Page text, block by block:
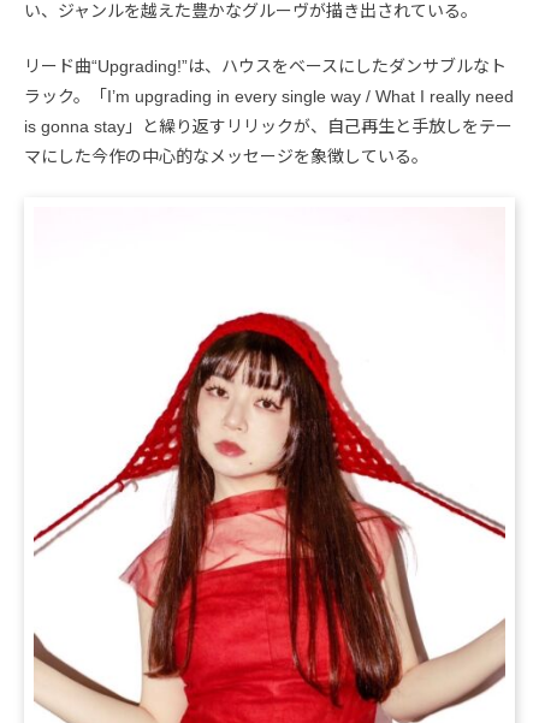
い、ジャンルを越えた豊かなグルーヴが描き出されている。
リード曲“Upgrading!”は、ハウスをベースにしたダンサブルなト
ラック。「I’m upgrading in every single way / What I really need
is gonna stay」と繰り返すリリックが、自己再生と手放しをテー
マにした今作の中心的なメッセージを象徴している。